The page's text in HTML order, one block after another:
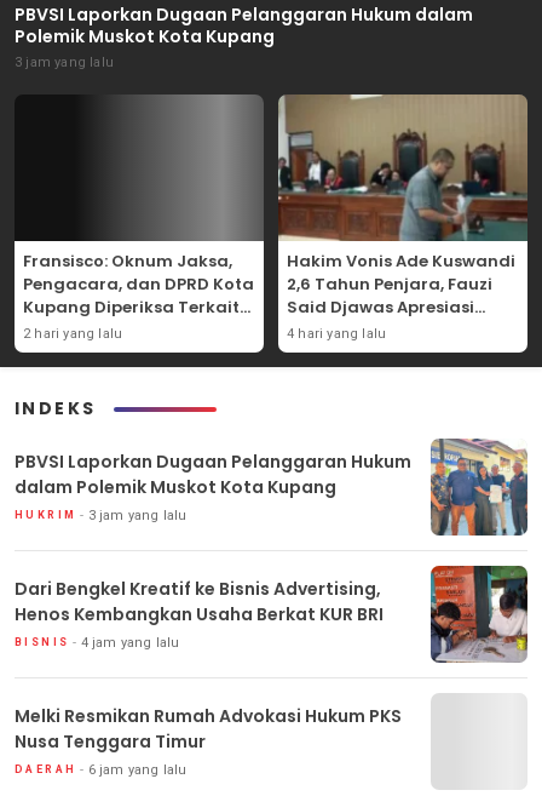
PBVSI Laporkan Dugaan Pelanggaran Hukum dalam
Polemik Muskot Kota Kupang
3 jam yang lalu
Fransisco: Oknum Jaksa,
Pengacara, dan DPRD Kota
Kupang Diperiksa Terkait
Kasus Akun TikTok Lika Liku
NTT
2 hari yang lalu
Hakim Vonis Ade Kuswandi
2,6 Tahun Penjara, Fauzi
Said Djawas Apresiasi
Putusan
4 hari yang lalu
INDEKS
PBVSI Laporkan Dugaan Pelanggaran Hukum
dalam Polemik Muskot Kota Kupang
HUKRIM 3 jam yang lalu
Dari Bengkel Kreatif ke Bisnis Advertising,
Henos Kembangkan Usaha Berkat KUR BRI
BISNIS 4 jam yang lalu
Melki Resmikan Rumah Advokasi Hukum PKS
Nusa Tenggara Timur
DAERAH 6 jam yang lalu